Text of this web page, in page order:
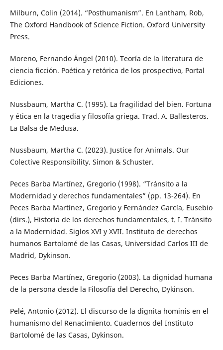
Milburn, Colin (2014). “Posthumanism”. En Lantham, Rob,
The Oxford Handbook of Science Fiction. Oxford University
Press.
Moreno, Fernando Ángel (2010). Teoría de la literatura de
ciencia ficción. Poética y retórica de los prospectivo, Portal
Ediciones.
Nussbaum, Martha C. (1995). La fragilidad del bien. Fortuna
y ética en la tragedia y filosofía griega. Trad. A. Ballesteros.
La Balsa de Medusa.
Nussbaum, Martha C. (2023). Justice for Animals. Our
Colective Responsibility. Simon & Schuster.
Peces Barba Martínez, Gregorio (1998). “Tránsito a la
Modernidad y derechos fundamentales” (pp. 13-264). En
Peces Barba Martínez, Gregorio y Fernández García, Eusebio
(dirs.), Historia de los derechos fundamentales, t. I. Tránsito
a la Modernidad. Siglos XVI y XVII. Instituto de derechos
humanos Bartolomé de las Casas, Universidad Carlos III de
Madrid, Dykinson.
Peces Barba Martínez, Gregorio (2003). La dignidad humana
de la persona desde la Filosofía del Derecho, Dykinson.
Pelé, Antonio (2012). El discurso de la dignita hominis en el
humanismo del Renacimiento. Cuadernos del Instituto
Bartolomé de las Casas, Dykinson.